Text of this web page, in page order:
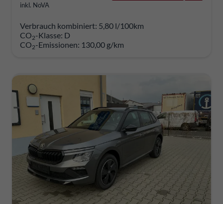
inkl. NoVA
Verbrauch kombiniert: 5,80 l/100km
CO2-Klasse: D
CO2-Emissionen: 130,00 g/km